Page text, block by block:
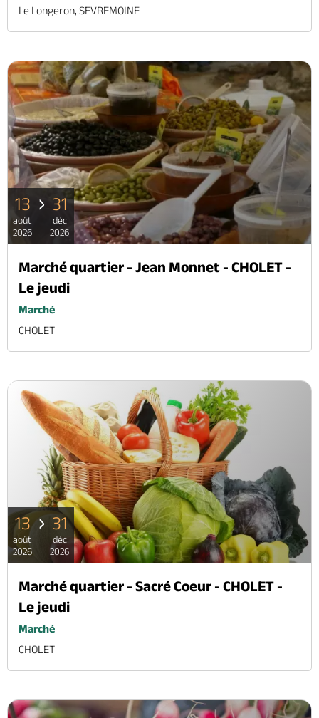
Le Longeron, SEVREMOINE
13
août
2026
31
déc
2026
Marché quartier - Jean Monnet - CHOLET -
Le jeudi
Marché
CHOLET
13
août
2026
31
déc
2026
Marché quartier - Sacré Coeur - CHOLET -
Le jeudi
Marché
CHOLET